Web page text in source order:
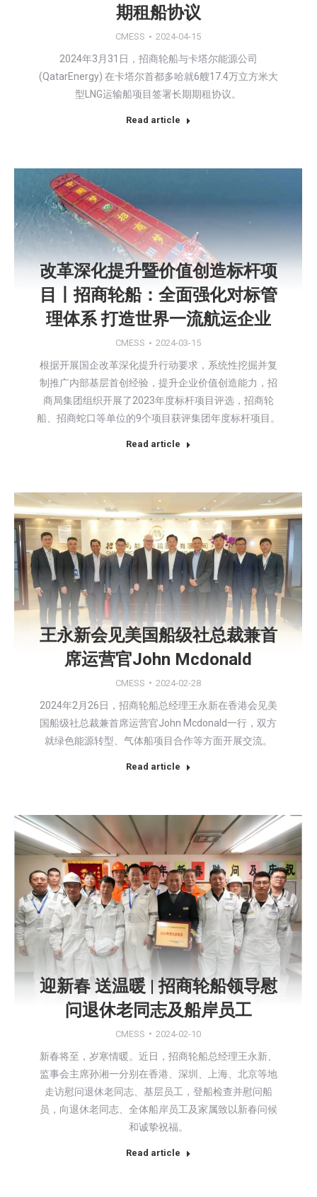
期租船协议
CMESS 2024-04-15
2024年3月31日，招商轮船与卡塔尔能源公司
(QatarEnergy) 在卡塔尔首都多哈就6艘17.4万立方米大
型LNG运输船项目签署长期期租协议。
Read article
改革深化提升暨价值创造标杆项
目丨招商轮船：全面强化对标管
理体系 打造世界一流航运企业
CMESS 2024-03-15
根据开展国企改革深化提升行动要求，系统性挖掘并复
制推广内部基层首创经验，提升企业价值创造能力，招
商局集团组织开展了2023年度标杆项目评选，招商轮
船、招商蛇口等单位的9个项目获评集团年度标杆项目。
Read article
王永新会见美国船级社总裁兼首
席运营官John Mcdonald
CMESS 2024-02-28
2024年2月26日，招商轮船总经理王永新在香港会见美
国船级社总裁兼首席运营官John Mcdonald一行，双方
就绿色能源转型、气体船项目合作等方面开展交流。
Read article
迎新春 送温暖 | 招商轮船领导慰
问退休老同志及船岸员工
CMESS 2024-02-10
新春将至，岁寒情暖。近日，招商轮船总经理王永新、
监事会主席孙湘一分别在香港、深圳、上海、北京等地
走访慰问退休老同志、基层员工，登船检查并慰问船
员，向退休老同志、全体船岸员工及家属致以新春问候
和诚挚祝福。
Read article